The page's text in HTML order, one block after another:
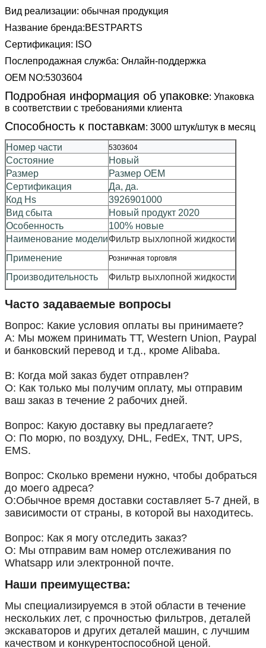
Вид реализации: обычная продукция
Название бренда:BESTPARTS
Сертификация: ISO
Послепродажная служба: Онлайн-поддержка
OEM NO:5303604
Подробная информация об упаковке: Упаковка
в соответствии с требованиями клиента
Способность к поставкам: 3000 штук/штук в месяц
Номер части
5303604
Состояние
Новый
Размер
Размер OEM
Сертификация
Да, да.
Код Hs
3926901000
Вид сбыта
Новый продукт 2020
Особенность
100% новые
Наименование моделиФильтр выхлопной жидкости
Применение
Розничная торговля
Производительность Фильтр выхлопной жидкости
Часто задаваемые вопросы
Вопрос: Какие условия оплаты вы принимаете?
A: Мы можем принимать TT, Western Union, Paypal
и банковский перевод и т.д., кроме Alibaba.
В: Когда мой заказ будет отправлен?
О: Как только мы получим оплату, мы отправим
ваш заказ в течение 2 рабочих дней.
Вопрос: Какую доставку вы предлагаете?
О: По морю, по воздуху, DHL, FedEx, TNT, UPS,
EMS.
Вопрос: Сколько времени нужно, чтобы добраться
до моего адреса?
О:Обычное время доставки составляет 5-7 дней, в
зависимости от страны, в которой вы находитесь.
Вопрос: Как я могу отследить заказ?
О: Мы отправим вам номер отслеживания по
Whatsapp или электронной почте.
Наши преимущества:
Мы специализируемся в этой области в течение
нескольких лет, с прочностью фильтров, деталей
экскаваторов и других деталей машин, с лучшим
качеством и конкурентоспособной ценой.